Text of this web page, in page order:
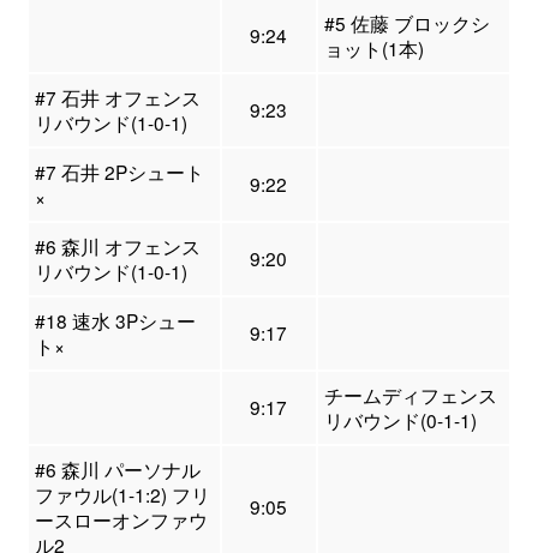
9:24
#5 佐藤 ブロックシ
ョット(1本)
#7 石井 オフェンス
リバウンド(1-0-1)
9:23
#7 石井 2Pシュート
×
9:22
#6 森川 オフェンス
リバウンド(1-0-1)
9:20
#18 速水 3Pシュー
ト×
9:17
9:17
チームディフェンス
リバウンド(0-1-1)
#6 森川 パーソナル
ファウル(1-1:2) フリ
ースローオンファウ
ル2
9:05